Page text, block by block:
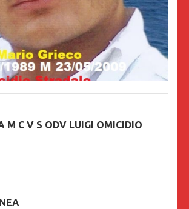
M C V S ODV LUIGI OMICIDIO